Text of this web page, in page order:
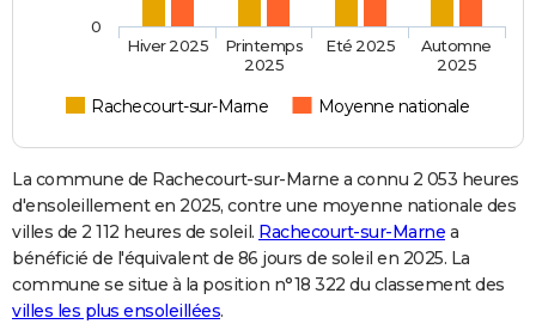
Rachecourt-sur-Marne Moyenne nationale
Hiver 2025
Printemps
2025
Eté 2025
Automne
2025
0
La commune de Rachecourt-sur-Marne a connu 2 053 heures
d'ensoleillement en 2025, contre une moyenne nationale des
villes de 2 112 heures de soleil. Rachecourt-sur-Marne a
bénéficié de l'équivalent de 86 jours de soleil en 2025. La
commune se situe à la position n°18 322 du classement des
villes les plus ensoleillées.